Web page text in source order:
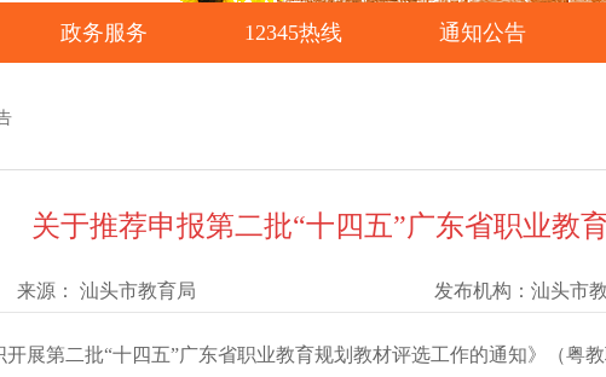
政务服务 12345热线 通知公告
关于推荐申报第二批“十四五”广东省职业教
来源： 汕头市教育局 发布机构： 汕头市
第二批“十四五”广东省职业教育规划教材评选工作的通知》（粤